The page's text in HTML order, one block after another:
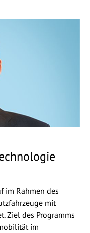
im Rahmen des
mit
Ziel des Programms
im